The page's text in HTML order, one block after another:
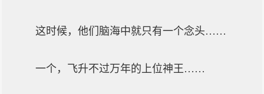
这时候，他们脑海中就只有一个念头……
一个，飞升不过万年的上位神王……